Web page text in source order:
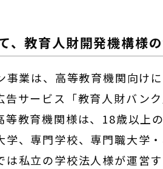
、教育人財開発機構様
事業は、高等教育機関向け
告サービス「教育人財バンク
等教育機関様は、18歳以上
学、専門学校、専門職大学・
は私立の学校法人様が運営